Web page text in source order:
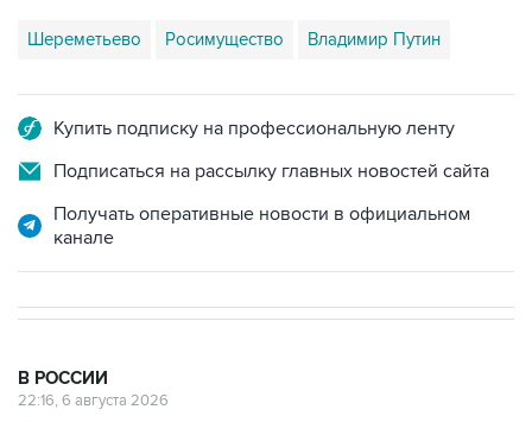
Шереметьево Росимущество Владимир Путин
Купить подписку на профессиональную ленту
Подписаться на рассылку главных новостей сайта
Получать оперативные новости в официальном
канале
В РОССИИ
22:16, 6 августа 2026